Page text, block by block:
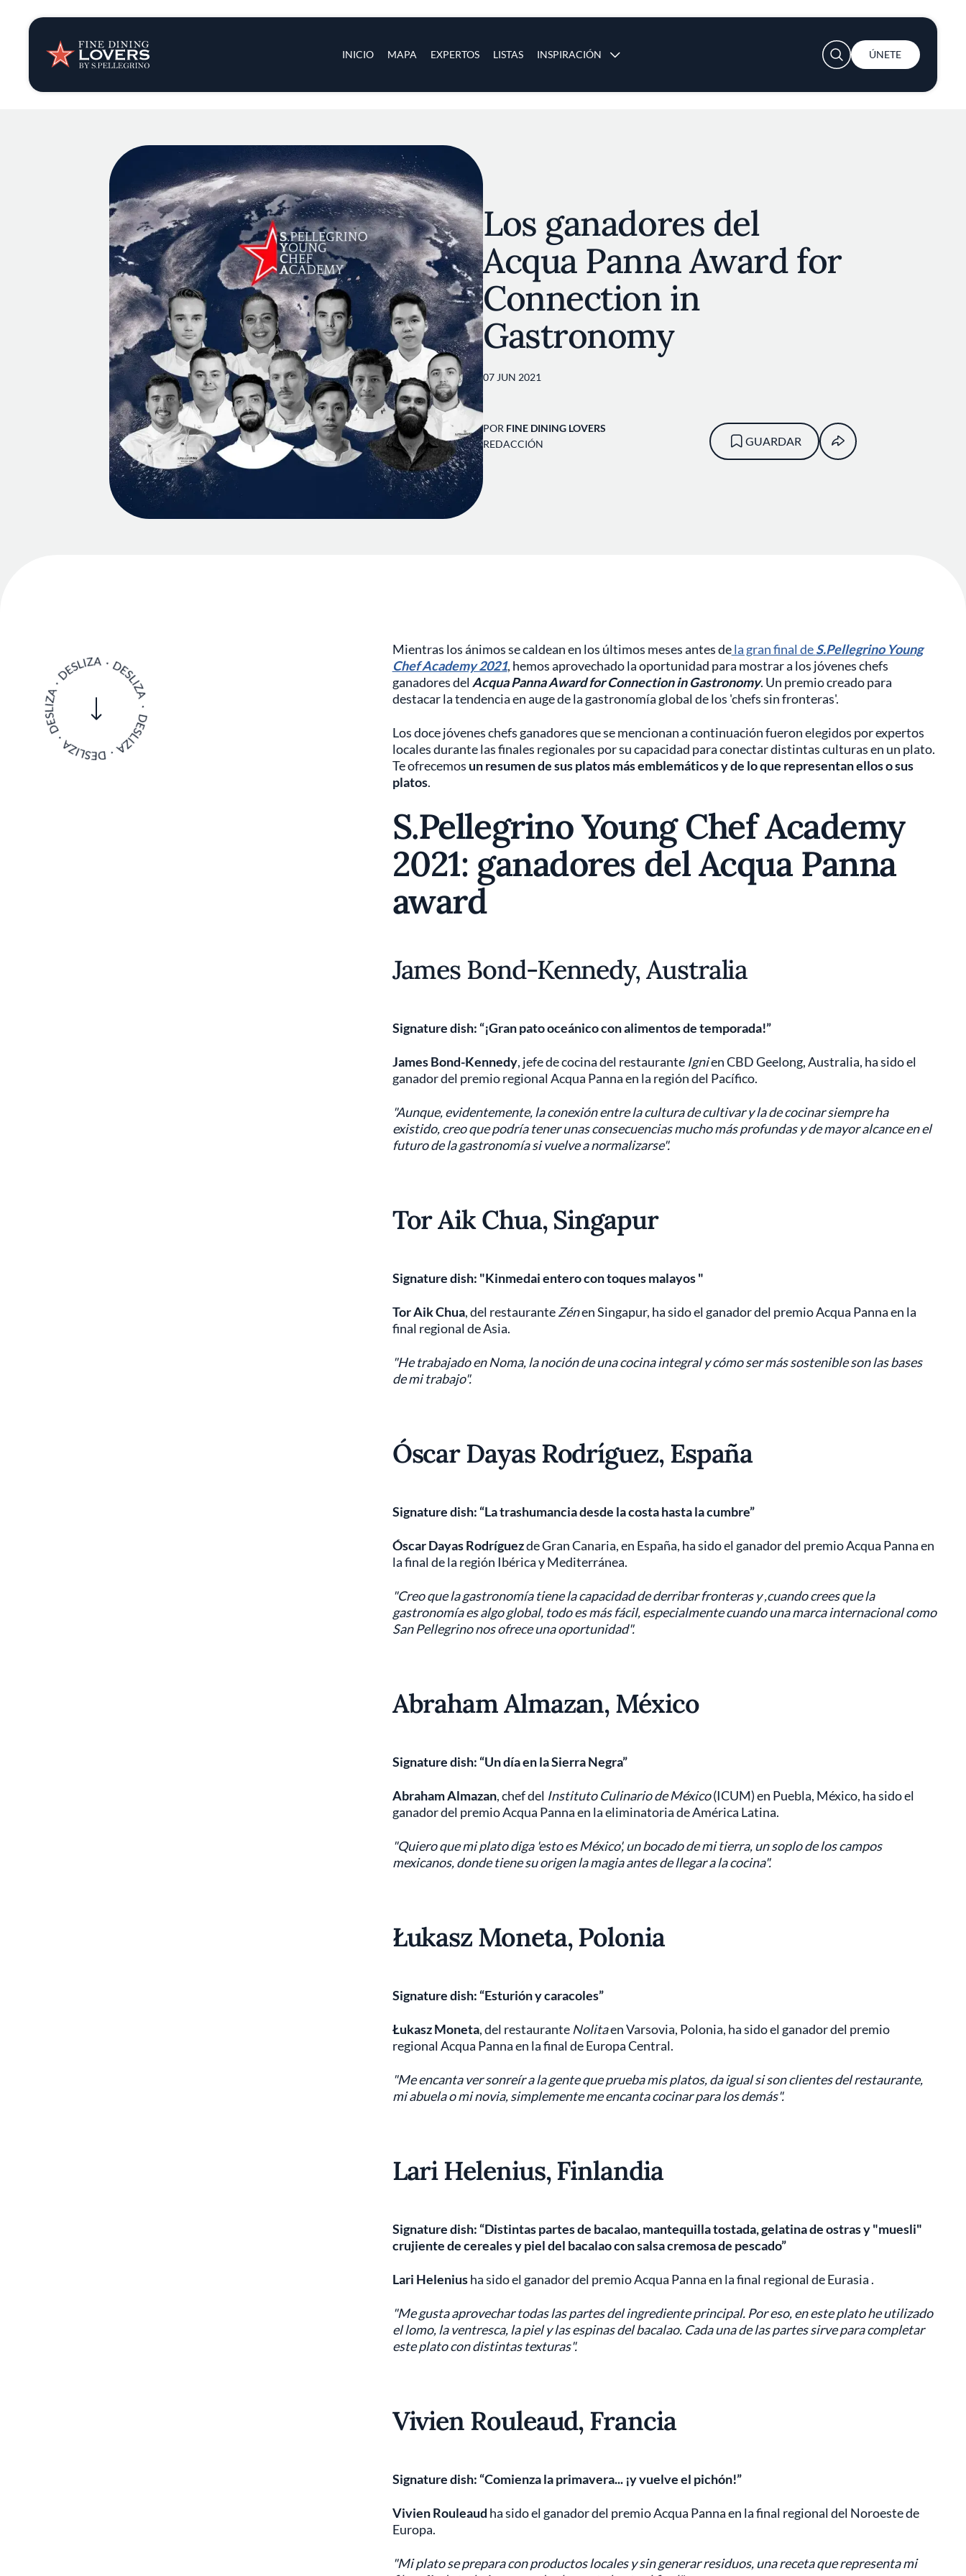
INICIO MAPA EXPERTOS LISTAS INSPIRACIÓN
Opinión y noticias
Recetas
Consejos y trucos
Series
User account menu
ÚNETE
Los ganadores del
Acqua Panna Award for
Connection in
Gastronomy
07 JUN 2021
POR FINE DINING LOVERS
REDACCIÓN
GUARDAR
Mientras los ánimos se caldean en los últimos meses antes dela gran final deS.Pellegrino Young
Chef Academy 2021, hemos aprovechado la oportunidad para mostrar a los jóvenes chefs
ganadores del Acqua Panna Award for Connection in Gastronomy. Un premio creado para
destacar la tendencia en auge de la gastronomía global de los 'chefs sin fronteras'.
Los doce jóvenes chefs ganadores que se mencionan a continuación fueron elegidos por expertos
locales durante las finales regionales por su capacidad para conectar distintas culturas en un plato.
Te ofrecemos un resumen de sus platos más emblemáticos y de lo que representan ellos o sus
platos.
S.Pellegrino Young Chef Academy
2021: ganadores del Acqua Panna
award
James Bond-Kennedy, Australia
Signature dish: “¡Gran pato oceánico con alimentos de temporada!”
James Bond-Kennedy, jefe de cocina del restaurante Ignien CBD Geelong, Australia, ha sido el
ganador del premio regional Acqua Panna en la región del Pacífico.
"Aunque, evidentemente, la conexión entre la cultura de cultivar y la de cocinar siempre ha
existido, creo que podría tener unas consecuencias mucho más profundas y de mayor alcance en el
futuro de la gastronomía si vuelve a normalizarse".
Tor Aik Chua, Singapur
Signature dish: "Kinmedai entero con toques malayos "
Tor Aik Chua, del restauranteZénen Singapur, ha sido el ganador del premio Acqua Panna en la
final regional de Asia.
"He trabajado en Noma, la noción de una cocina integral y cómo ser más sostenible son las bases
de mi trabajo".
Óscar Dayas Rodríguez, España
Signature dish: “La trashumancia desde la costa hasta la cumbre”
Óscar Dayas Rodríguezde Gran Canaria, en España, ha sido el ganador del premio Acqua Panna en
la final de la región Ibérica y Mediterránea.
"Creo que la gastronomía tiene la capacidad de derribar fronteras y ,cuando crees que la
gastronomía es algo global, todo es más fácil, especialmente cuando una marca internacional como
San Pellegrino nos ofrece una oportunidad".
Abraham Almazan, México
Signature dish: “Un día en la Sierra Negra”
Abraham Almazan, chef del Instituto Culinario de México(ICUM) en Puebla, México, ha sido el
ganador del premio Acqua Panna en la eliminatoria de América Latina.
"Quiero que mi plato diga 'esto es México', un bocado de mi tierra, un soplo de los campos
mexicanos, donde tiene su origen la magia antes de llegar a la cocina".
Łukasz Moneta, Polonia
Signature dish: “Esturión y caracoles”
Łukasz Moneta, del restaurante Nolitaen Varsovia, Polonia, ha sido el ganador del premio
regional Acqua Panna en la final de Europa Central.
"Me encanta ver sonreír a la gente que prueba mis platos, da igual si son clientes del restaurante,
mi abuela o mi novia, simplemente me encanta cocinar para los demás".
Lari Helenius, Finlandia
Signature dish: “Distintas partes de bacalao, mantequilla tostada, gelatina de ostras y "muesli"
crujiente de cereales y piel del bacalao con salsa cremosa de pescado”
Lari Heleniusha sido el ganador del premio Acqua Panna en la final regional de Eurasia .
"Me gusta aprovechar todas las partes del ingrediente principal. Por eso, en este plato he utilizado
el lomo, la ventresca, la piel y las espinas del bacalao. Cada una de las partes sirve para completar
este plato con distintas texturas".
Vivien Rouleaud, Francia
Signature dish: “Comienza la primavera... ¡y vuelve el pichón!”
Vivien Rouleaud ha sido el ganador del premio Acqua Panna en la final regional del Noroeste de
Europa.
"Mi plato se prepara con productos locales y sin generar residuos, una receta que representa mi